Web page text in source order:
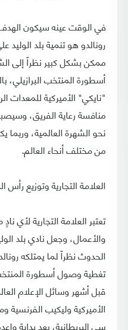
في الوقت عينه سيكون الهدف
رونالدو هو تنمية بلد الوليد
ممكن بشكل كبير نظراً إلى
أسطورة المنتخب البرازيلي،
"نايكي" الأميركية للمعدات
منافسة رعاية الفريق،
نحو الشهرة العالمية، وربما
من مختلف أنحاء العالم.
العلامة التجارية وتوزيع رأس
تعتبر العلامة التجارية لأي
والأعمال، وجعل نادي بلد
الحدوث نظراً لما يمتلكه
تغطية وصول أسطورة
قبل أشهر وسائل الإعلام
الأميركية وليكيب الفرنسية
سي البريطانية، يعد بداية